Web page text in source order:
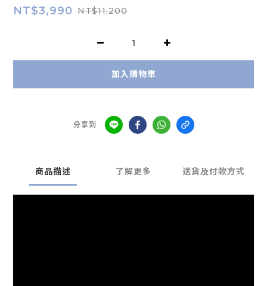
NT$3,990 NT$11,200
加入購物車
分享到
商品描述 了解更多 送貨及付款方式